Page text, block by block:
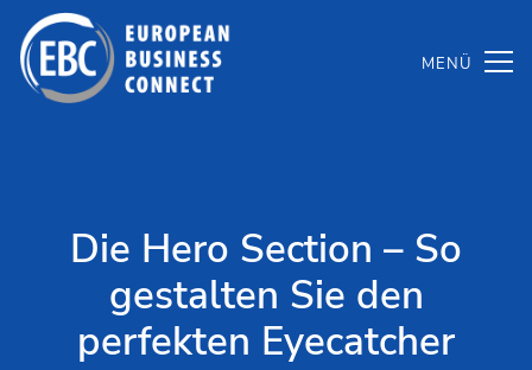
Inhalt
springen
Die Hero Section – So
gestalten Sie den
perfekten Eyecatcher